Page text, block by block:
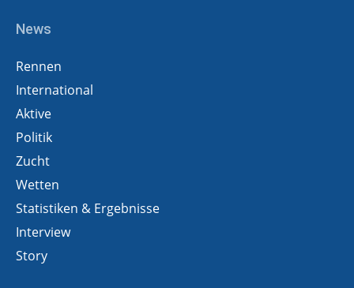
News
Rennen
International
Aktive
Politik
Zucht
Wetten
Statistiken & Ergebnisse
Interview
Story